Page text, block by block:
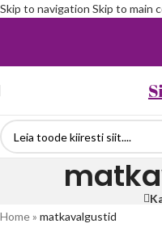
Skip to navigation Skip to main
Home» matkavalgustid